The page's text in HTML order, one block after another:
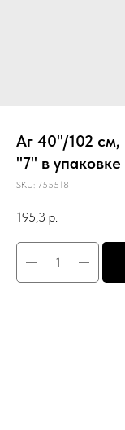
Аг 40''/102 см,
"7" в упаковке
SKU: 755518
195,3 р.